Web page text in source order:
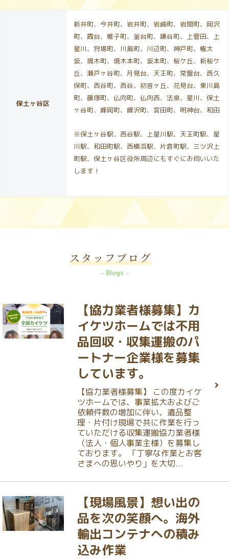
保土ヶ谷区
新井町、今井町、岩井町、岩崎町、岩間町、岡沢
町、霞台、帷子町、釜台町、鎌谷町、上菅田、上
星川、狩場町、川島町、川辺町、神戸町、権太
坂、境木町、境木本町、坂本町、桜ケ丘、新桜ケ
丘、瀬戸ヶ谷町、月見台、天王町、常盤台、西久
保町、西谷町、西谷、初音ヶ丘、花見台、東川島
町、藤塚町、仏向町、仏向西、法泉、星川、保土
ヶ谷町、峰岡町、峰沢町、宮田町、明神台、和田
※保土ヶ谷駅、西谷駅、上星川駅、天王町駅、星
川駅、和田町駅、西横浜駅、片倉町駅、三ツ沢上
町駅、保土ヶ谷区役所周辺にもすぐにお伺いいた
します！
スタッフブログ
Blogs
【協力業者様募集】カ
イケツホームでは不用
品回収・収集運搬のパ
ートナー企業様を募集
しています。
【協力業者様募集】 この度カイケ
ツホームでは、事業拡大およびご
依頼件数の増加に伴い、遺品整
理・片付け現場で共に作業を行っ
ていただける収集運搬協力業者様
（法人・個人事業主様）を募集し
ております。 「丁寧な作業とお客
さまへの思いやり」を大切...
【現場風景】想い出の
品を次の笑顔へ。海外
輸出コンテナへの積み
込み作業